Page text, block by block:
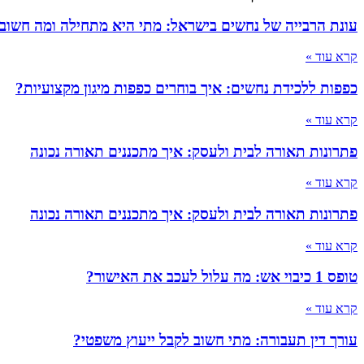
עונת הרבייה של נחשים בישראל: מתי היא מתחילה ומה
קרא עוד »
כפפות ללכידת נחשים: איך בוחרים כפפות מיגון מקצועיות?
קרא עוד »
פתרונות תאורה לבית ולעסק: איך מתכננים תאורה נכונה
קרא עוד »
פתרונות תאורה לבית ולעסק: איך מתכננים תאורה נכונה
קרא עוד »
טופס 1 כיבוי אש: מה עלול לעכב את האישור?
קרא עוד »
עורך דין תעבורה: מתי חשוב לקבל ייעוץ משפטי?